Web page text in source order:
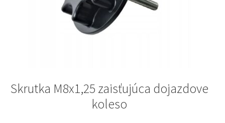
Skrutka M8x1,25 zaisťujúca dojazdove
koleso